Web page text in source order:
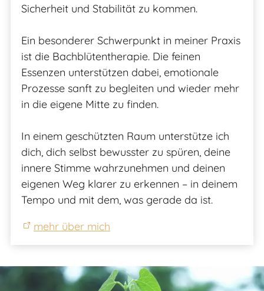
Sicherheit und Stabilität zu kommen.
Ein besonderer Schwerpunkt in meiner Praxis
ist die Bachblütentherapie. Die feinen
Essenzen unterstützen dabei, emotionale
Prozesse sanft zu begleiten und wieder mehr
in die eigene Mitte zu finden.
In einem geschützten Raum unterstütze ich
dich, dich selbst bewusster zu spüren, deine
innere Stimme wahrzunehmen und deinen
eigenen Weg klarer zu erkennen – in deinem
Tempo und mit dem, was gerade da ist.
mehr über mich